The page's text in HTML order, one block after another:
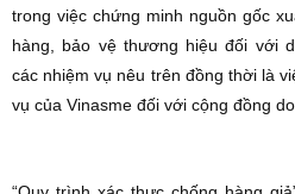
trong việc chứng minh nguồn gốc
hàng, bảo vệ thương hiệu đối với
các nhiệm vụ nêu trên đồng thời là
vụ của Vinasme đối với cộng đồng